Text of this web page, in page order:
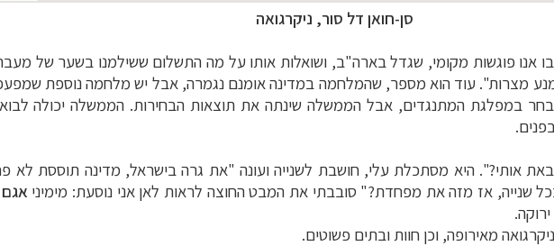
סן-חואן דל סור, ניקרגואה
בו אנו פוגשות מקומי, שגדל בארה"ב, ושואלות אותו על מה התשלום ששילמנו בשער של
מצרות". עוד הוא מספר, שהמלחמה במדינה אומנם נגמרה, אבל יש מלחמה נוספת
בחר במפלגת המתנגדים, אבל הממשלה שינתה את תוצאות הבחירות. הממשלה יכולה
אותי?". היא מסתכלת עלי, חושבת לשנייה ועונה "את גרה בישראל, מדינה תוססת
שנייה, אז מזה את מפחדת?" סובבתי את המבט החוצה לראות לאן אני נוסעת: מימיני אגם
מאירופה, וכן חוות ובתים פשוטים.